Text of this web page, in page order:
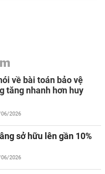
về bài toán bảo vệ
tăng nhanh hơn huy
2026
sở hữu lên gần 10%
2026